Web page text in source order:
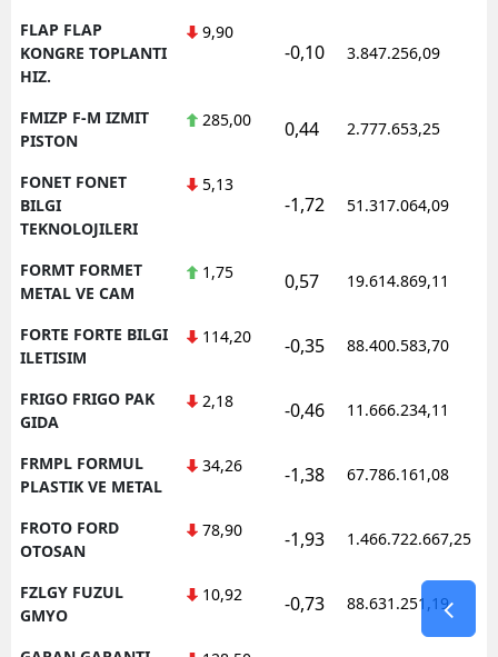
FLAP FLAP
KONGRE TOPLANTI
HIZ.
9,90
-0,10 3.847.256,09
FMIZP F-M IZMIT
PISTON
285,00 0,44 2.777.653,25
FONET FONET
BILGI
TEKNOLOJILERI
5,13
-1,72 51.317.064,09
FORMT FORMET
METAL VE CAM
1,75 0,57 19.614.869,11
FORTE FORTE BILGI
ILETISIM
114,20 -0,35 88.400.583,70
FRIGO FRIGO PAK
GIDA
2,18 -0,46 11.666.234,11
FRMPL FORMUL
PLASTIK VE METAL
34,26 -1,38 67.786.161,08
FROTO FORD
OTOSAN
78,90 -1,93 1.466.722.667,25
FZLGY FUZUL
GMYO
10,92 -0,73 88.631.251,19